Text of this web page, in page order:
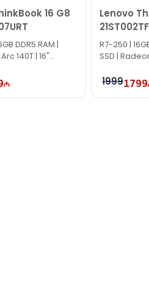
16 G8
DDR5 RAM |
140T | 16"
Lenovo
R7-250 |
SSD |
19991799